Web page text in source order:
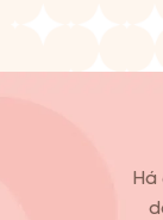
Há